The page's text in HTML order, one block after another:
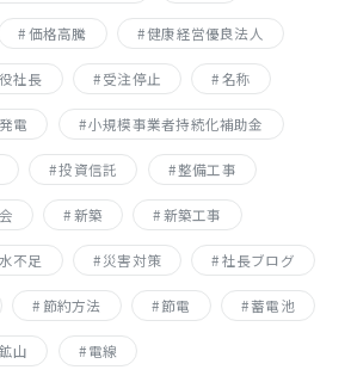
価格高騰 健康経営優良法人
社長 受注停止 名称
電 小規模事業者持続化補助金
投資信託 整備工事
新築 新築工事
水不足 災害対策 社長ブログ
節約方法 節電 蓄電池
山 電線